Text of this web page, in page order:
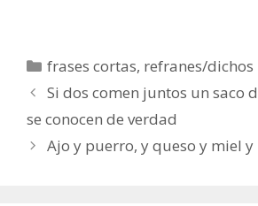
Categorías
frases cortas, refranes/
Si dos comen juntos un saco
se conocen de verdad
Ajo y puerro, y queso y miel